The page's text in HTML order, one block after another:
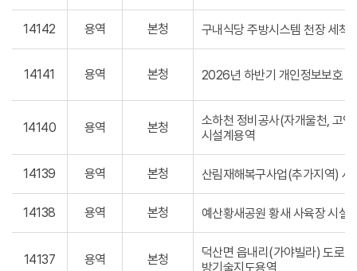
14142 용역 본청 구내식당 주방시스템 천장 세척
14141 용역 본청 2026년 하반기 개인정보보호
14140 용역 본청
소하천 정비공사(자개울천, 고
시설계용역
14139 용역 본청 산림재해복구사업(추가지역) 시
14138 용역 본청 예산황새공원 황새 사육장 시설
14137 용역 본청
덕산면 읍내리(가야빌라) 도로(
방기술지도용역